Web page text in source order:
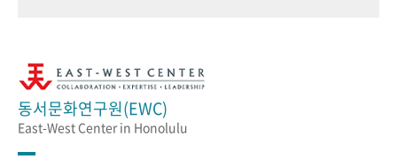
동서문화연구원(EWC)
East-West Center in Honolulu